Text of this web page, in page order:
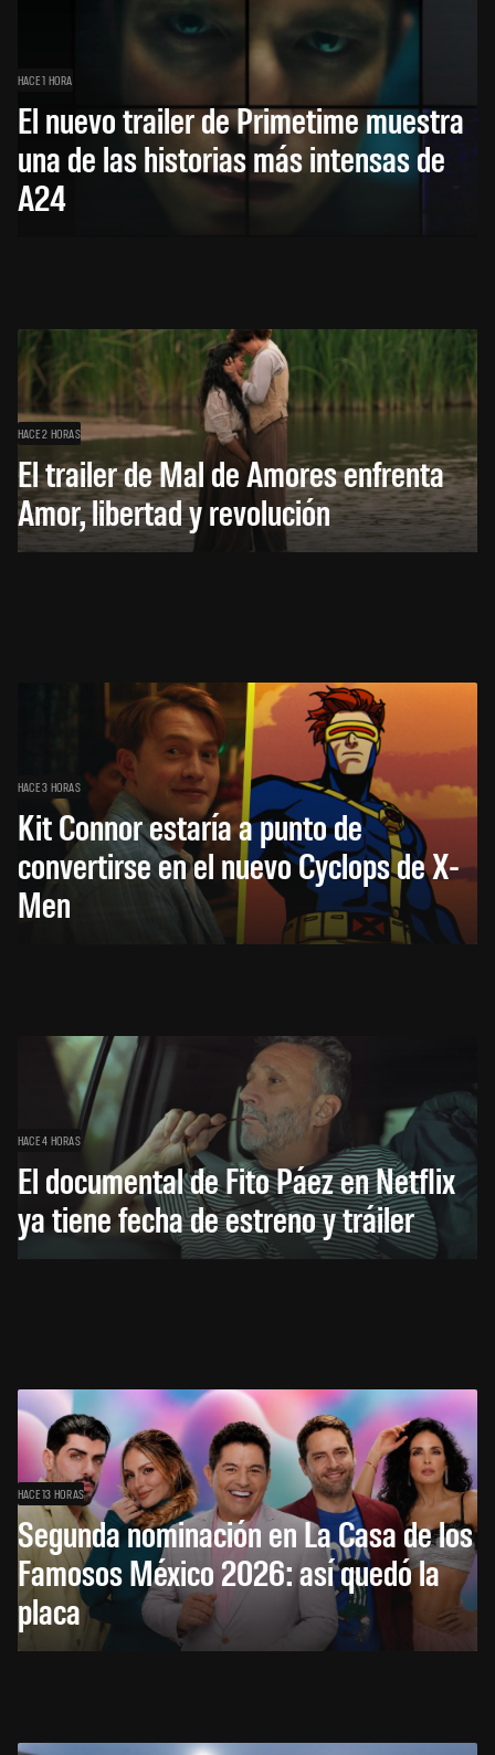
HACE 1 HORA
El nuevo trailer de Primetime muestra
una de las historias más intensas de
A24
HACE 2 HORAS
El trailer de Mal de Amores enfrenta
Amor, libertad y revolución
HACE 3 HORAS
Kit Connor estaría a punto de
convertirse en el nuevo Cyclops de X-
Men
HACE 4 HORAS
El documental de Fito Páez en Netflix
ya tiene fecha de estreno y tráiler
HACE 13 HORAS
Segunda nominación en La Casa de los
Famosos México 2026: así quedó la
placa